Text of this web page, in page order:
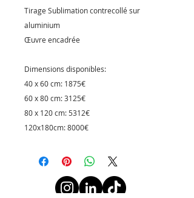
Tirage Sublimation contrecollé sur
aluminium
Œuvre encadrée
Dimensions disponibles:
40 x 60 cm: 1875€
60 x 80 cm: 3125€
80 x 120 cm: 5312€
120x180cm: 8000€